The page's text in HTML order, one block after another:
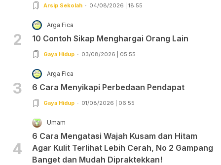
Arsip Sekolah 04/08/2026 | 18:55
2
Arga Fica
10 Contoh Sikap Menghargai Orang Lain
Gaya Hidup 03/08/2026 | 05:55
3
Arga Fica
6 Cara Menyikapi Perbedaan Pendapat
Gaya Hidup 01/08/2026 | 06:55
4
Umam
6 Cara Mengatasi Wajah Kusam dan Hitam
Agar Kulit Terlihat Lebih Cerah, No 2 Gampang
Banget dan Mudah Dipraktekkan!